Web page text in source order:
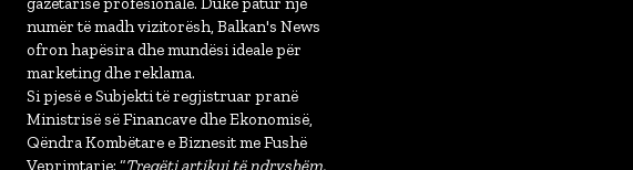
numër të madh vizitorësh, Balkan's News
ofron hapësira dhe mundësi ideale për
marketing dhe reklama.
Si pjesë e Subjekti të regjistruar pranë
Ministrisë së Financave dhe Ekonomisë,
Qëndra Kombëtare e Biznesit me Fushë
Veprimtarie: “Tregëti artikuj të ndryshëm,